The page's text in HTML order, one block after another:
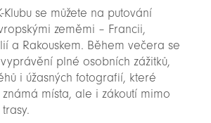
se můžete na putování
zeměmi – Francii,
a Rakouskem. Během večera se
plné osobních zážitků,
i úžasných fotografií, které
místa, ale i zákoutí mimo